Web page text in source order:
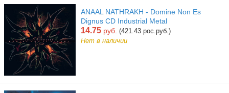
ANAAL NATHRAKH - Domine Non Es
Dignus CD Industrial Metal
14.75 руб. (421.43 рос.руб.)
Нет в наличии